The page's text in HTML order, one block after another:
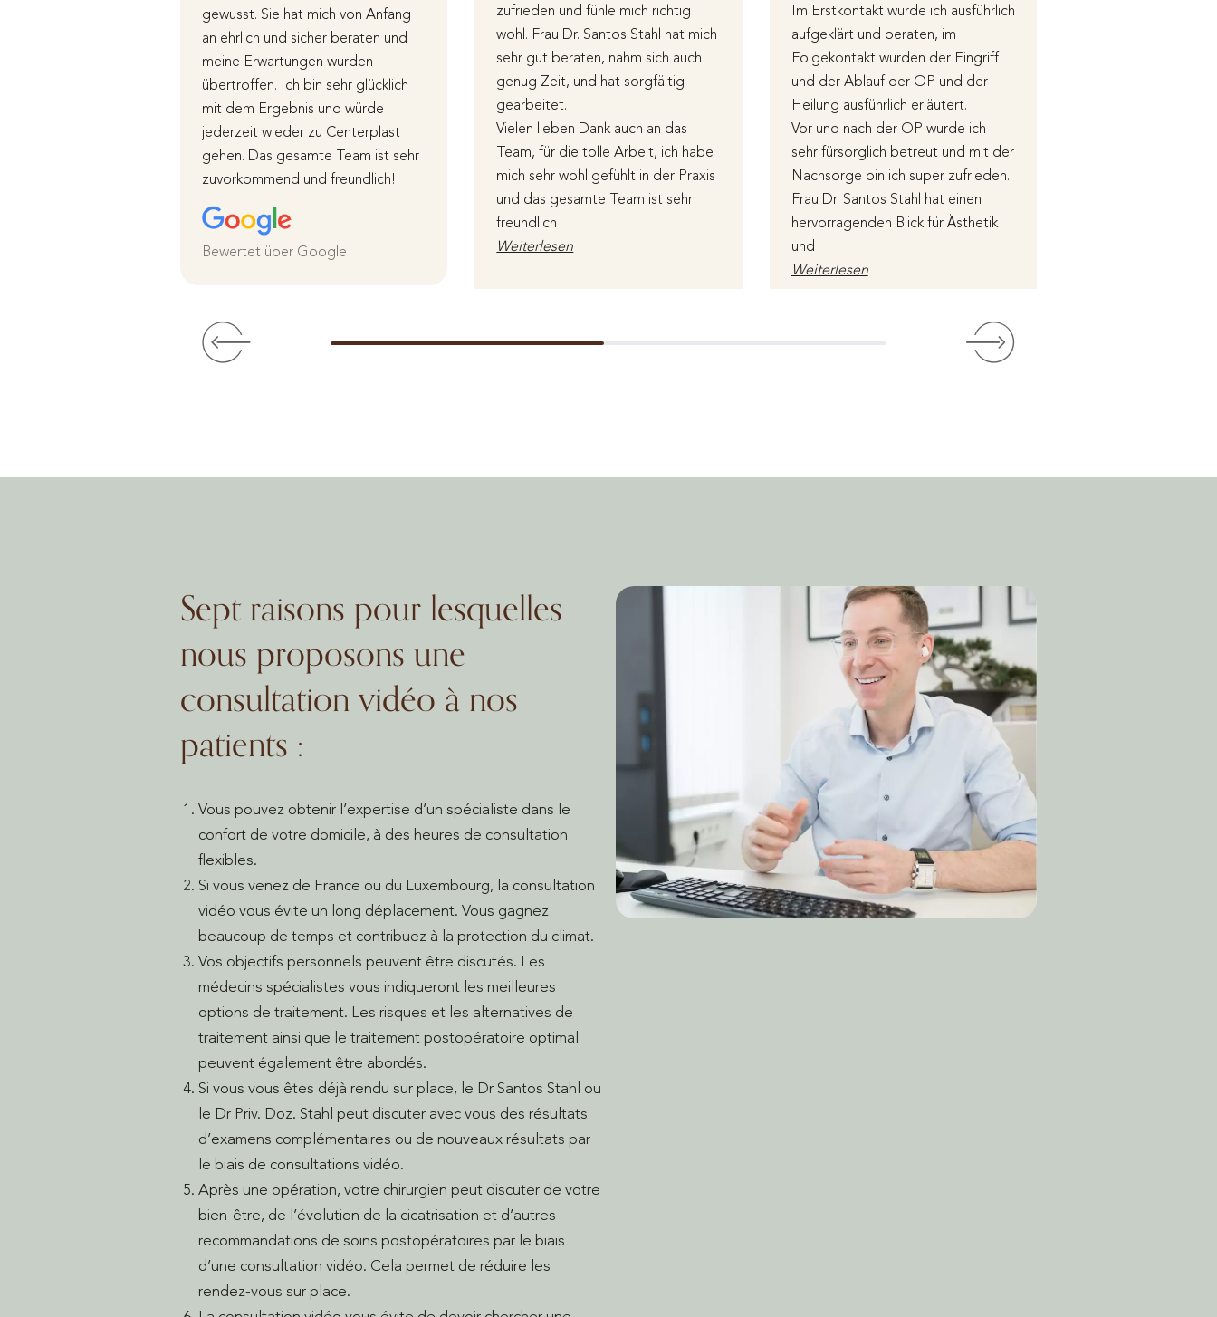
gewusst. Sie hat mich von Anfang
an ehrlich und sicher beraten und
meine Erwartungen wurden
übertroffen. Ich bin sehr glücklich
mit dem Ergebnis und würde
jederzeit wieder zu Centerplast
gehen. Das gesamte Team ist sehr
zuvorkommend und freundlich!
Bewertet über Google
zufrieden und fühle mich richtig
wohl. Frau Dr. Santos Stahl hat mich
sehr gut beraten, nahm sich auch
genug Zeit, und hat sorgfältig
gearbeitet.
Vielen lieben Dank auch an das
Team, für die tolle Arbeit, ich habe
mich sehr wohl gefühlt in der Praxis
und das gesamte Team ist sehr
freundlich
Weiterlesen
Bewertet über Google
Im Erstkontakt wurde ich ausführlich
aufgeklärt und beraten, im
Folgekontakt wurden der Eingriff
und der Ablauf der OP und der
Heilung ausführlich erläutert.
Vor und nach der OP wurde ich
sehr fürsorglich betreut und mit der
Nachsorge bin ich super zufrieden.
Frau Dr. Santos Stahl hat einen
hervorragenden Blick für Ästhetik
und
Weiterlesen
Sept raisons pour lesquelles
nous proposons une
consultation vidéo à nos
patients :
Vous pouvez obtenir l’expertise d’un spécialiste dans le
confort de votre domicile, à des heures de consultation
flexibles.
Si vous venez de France ou du Luxembourg, la consultation
vidéo vous évite un long déplacement. Vous gagnez
beaucoup de temps et contribuez à la protection du climat.
Vos objectifs personnels peuvent être discutés. Les
médecins spécialistes vous indiqueront les meilleures
options de traitement. Les risques et les alternatives de
traitement ainsi que le traitement postopératoire optimal
peuvent également être abordés.
Si vous vous êtes déjà rendu sur place, le Dr Santos Stahl ou
le Dr Priv. Doz. Stahl peut discuter avec vous des résultats
d’examens complémentaires ou de nouveaux résultats par
le biais de consultations vidéo.
Après une opération, votre chirurgien peut discuter de votre
bien-être, de l’évolution de la cicatrisation et d’autres
recommandations de soins postopératoires par le biais
d’une consultation vidéo. Cela permet de réduire les
rendez-vous sur place.